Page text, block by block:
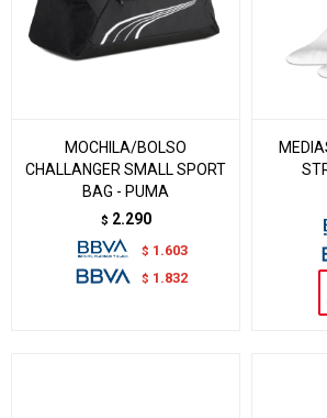
MOCHILA/BOLSO
CHALLANGER SMALL SPORT
BAG - PUMA
$ 2.290
$ 1.603
$ 1.832